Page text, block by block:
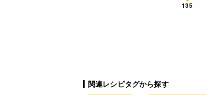
135
関連レシピタグから探す